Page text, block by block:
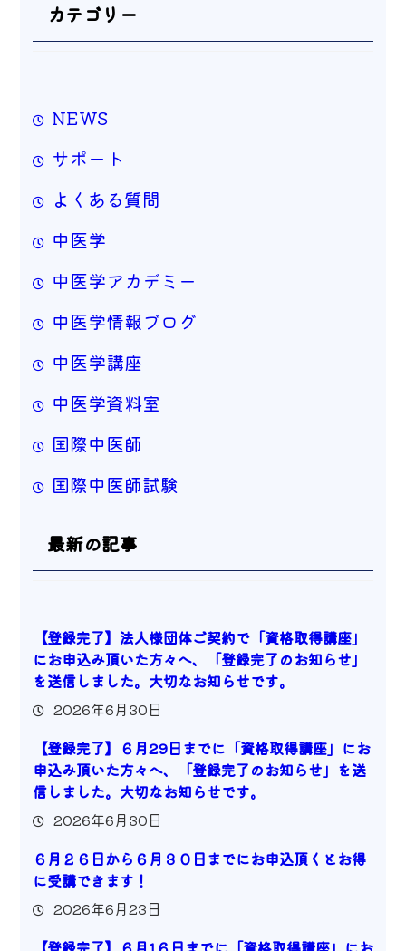
カテゴリー
NEWS
サポート
よくある質問
中医学
中医学アカデミー
中医学情報ブログ
中医学講座
中医学資料室
国際中医師
国際中医師試験
最新の記事
【登録完了】法人様団体ご契約で「資格取得講座」
にお申込み頂いた方々へ、「登録完了のお知らせ」
を送信しました。大切なお知らせです。
2026年6月30日
【登録完了】６月29日までに「資格取得講座」にお
申込み頂いた方々へ、「登録完了のお知らせ」を送
信しました。大切なお知らせです。
2026年6月30日
６月２６日から６月３０日までにお申込頂くとお得
に受講できます！
2026年6月23日